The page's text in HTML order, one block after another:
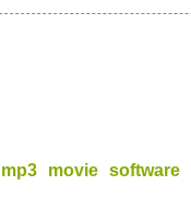
mp3 movie software